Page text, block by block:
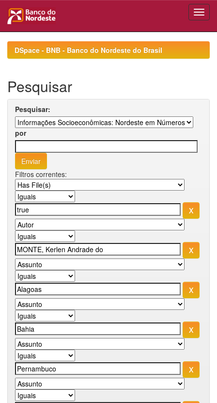
navigationDSpace - BNB - Banco do Nordeste do Brasil
Pesquisar
Pesquisar:
por
Filtros correntes: